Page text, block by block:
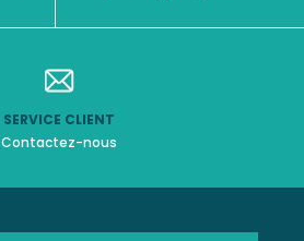
SERVICE CLIENT
Contactez-nous